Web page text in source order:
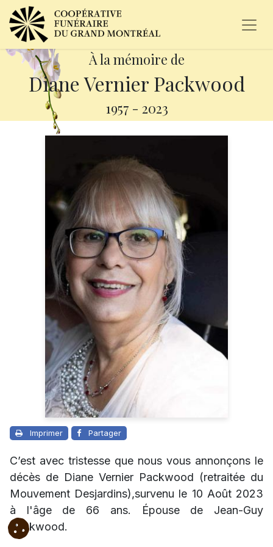
À la mémoire de
Diane Vernier Packwood
1957 - 2023
Imprimer Partager
C’est avec tristesse que nous vous annonçons le
décès de Diane Vernier Packwood (retraitée du
Mouvement Desjardins),survenu le 10 Août 2023
à l'âge de 66 ans. Épouse de Jean-Guy
Packwood.